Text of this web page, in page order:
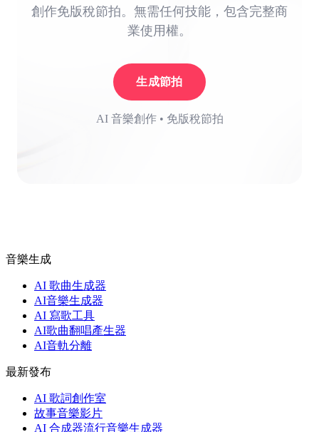
創作免版稅節拍。無需任何技能，包含完整商
業使用權。
生成節拍
AI 音樂創作 • 免版稅節拍
音樂生成
AI 歌曲生成器
AI音樂生成器
AI 寫歌工具
AI歌曲翻唱產生器
AI音軌分離
最新發布
AI 歌詞創作室
故事音樂影片
AI 合成器流行音樂生成器